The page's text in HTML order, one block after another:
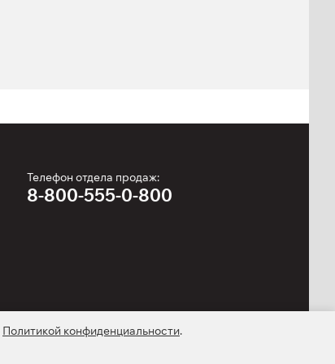
Телефон отдела продаж:
8-800-555-0-800
Политикой конфиденциальности.